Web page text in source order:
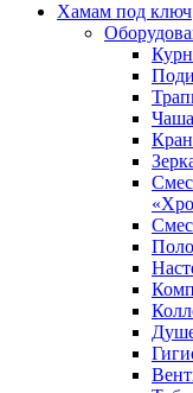
Хамам под ключ